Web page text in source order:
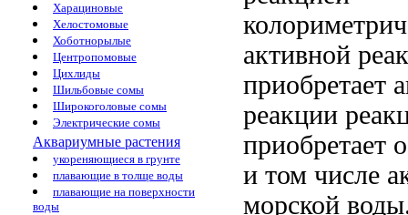
Харациновые
Хелостомовые
Хоботнорылые
Центропомовые
Цихлиды
Шильбовые сомы
Широкоголовые сомы
Электрические сомы
Аквариумные растения
укореняющиеся в грунте
плавающие в толще воды
плавающие на поверхности
воды
активной
приобретает
реакции
приобретает
и том числе
морской